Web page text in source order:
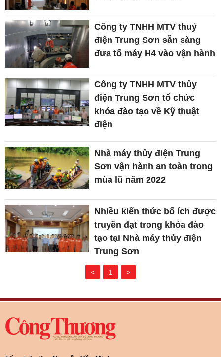
Công ty TNHH MTV thuỷ
điện Trung Sơn sẵn sàng
đưa tổ máy H4 vào vận hành
Công ty TNHH MTV thủy
điện Trung Sơn tổ chức
khóa đào tạo về Kỹ thuật
điện
Nhà máy thủy điện Trung
Sơn vận hành an toàn trong
mùa lũ năm 2022
Nhiều kiến thức bổ ích được
truyền đạt trong khóa đào
tạo tại Nhà máy thủy điện
Trung Sơn
< 1 >